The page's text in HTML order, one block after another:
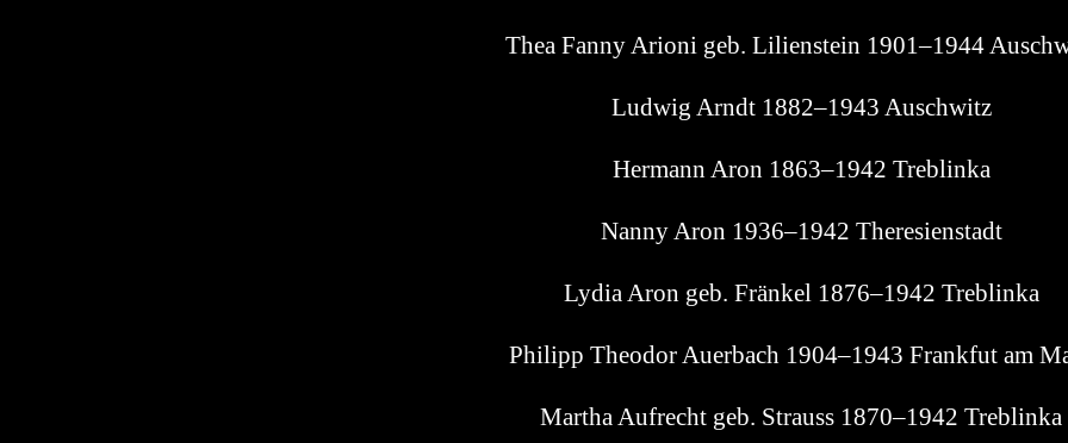
Thea Fan­ny Ario­ni geb. Lili­en­st­ein 1901–1944
Lud­wig Arndt 1882–1943 Auschwitz
Her­mann Aron 1863–1942 Treblinka
Nan­ny Aron 1936–1942 Theresienstadt
Lydia Aron geb. Frän­kel 1876–1942 Treblinka
Phil­ipp Theo­dor Auer­bach 1904–1943 Frank­fut am
Mar­tha Auf­recht geb. Strauss 1870–1942 Treblinka